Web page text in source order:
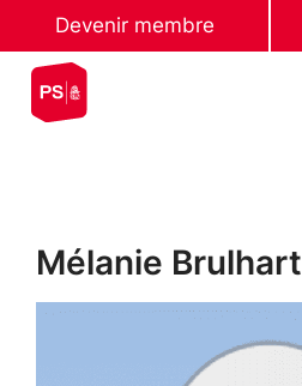
Devenir membre
Mélanie Brulhart